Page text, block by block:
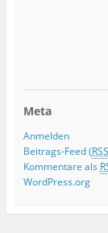
Meta
Anmelden
Beitrags-Feed (RSS
Kommentare als
WordPress.org